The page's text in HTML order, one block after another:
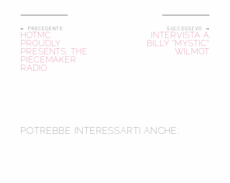
← PRECEDENTE
HOTMC
PROUDLY
PRESENTS: THE
PIECEMAKER
RADIO
SUCCESSIVO →
INTERVISTA A
BILLY “MYSTIC”
WILMOT
POTREBBE INTERESSARTI ANCHE:
2019
2002